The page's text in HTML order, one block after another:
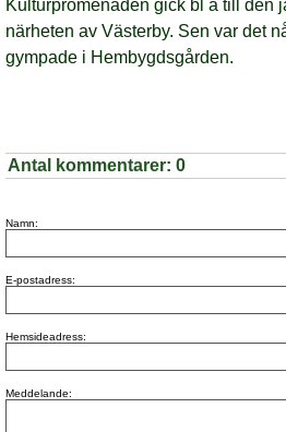
Kulturpromenaden gick bl a till den
närheten av Västerby. Sen var det
gympade i Hembygdsgården.
Antal kommentarer: 0
Namn:
E-postadress:
Hemsideadress:
Meddelande: